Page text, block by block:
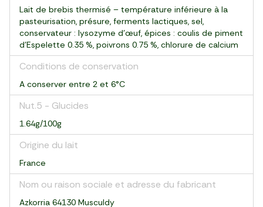
Lait de brebis thermisé – température inférieure à la
pasteurisation, présure, ferments lactiques, sel,
conservateur : lysozyme d’œuf, épices : coulis de piment
d’Espelette 0.35 %, poivrons 0.75 %, chlorure de calcium
Conditions de conservation
A conserver entre 2 et 6°C
Nut.5 - Glucides
1.64g/100g
Origine du lait
France
Nom ou raison sociale et adresse du fabricant
Azkorria 64130 Musculdy